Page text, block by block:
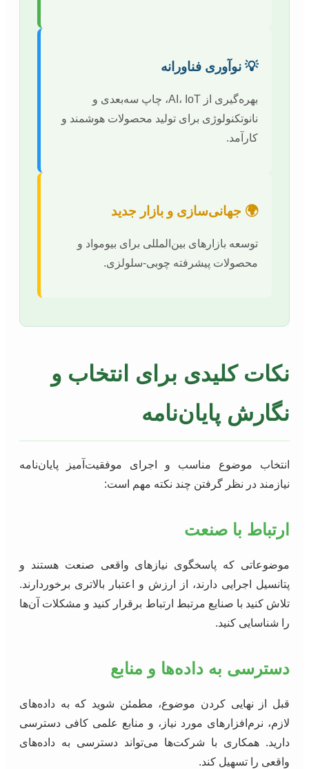
💡 نوآوری فناورانه
بهره‌گیری از AI، IoT، چاپ سه‌بعدی و
نانوتکنولوژی برای تولید محصولات هوشمند و
کارآمد.
🌍 جهانی‌سازی و بازار جدید
توسعه بازارهای بین‌المللی برای بیومواد و
محصولات پیشرفته چوبی-سلولزی.
نکات کلیدی برای انتخاب و
نگارش پایان‌نامه
انتخاب موضوع مناسب و اجرای موفقیت‌آمیز پایان‌نامه
نیازمند در نظر گرفتن چند نکته مهم است:
ارتباط با صنعت
موضوعاتی که پاسخگوی نیازهای واقعی صنعت هستند و
پتانسیل اجرایی دارند، از ارزش و اعتبار بالاتری برخوردارند.
تلاش کنید با صنایع مرتبط ارتباط برقرار کنید و مشکلات آن‌ها
را شناسایی کنید.
دسترسی به داده‌ها و منابع
قبل از نهایی کردن موضوع، مطمئن شوید که به داده‌های
لازم، نرم‌افزارهای مورد نیاز، و منابع علمی کافی دسترسی
دارید. همکاری با شرکت‌ها می‌تواند دسترسی به داده‌های
واقعی را تسهیل کند.